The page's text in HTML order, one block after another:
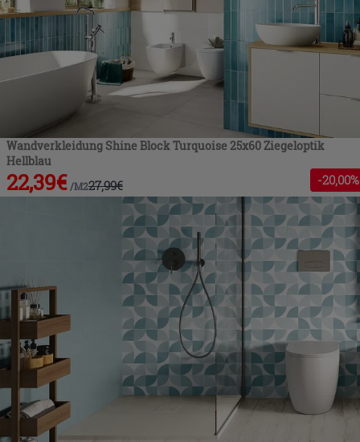
Wandverkleidung Shine Block Turquoise 25x60 Ziegeloptik
Hellblau
22,39€ /M227,99€ -20,00%